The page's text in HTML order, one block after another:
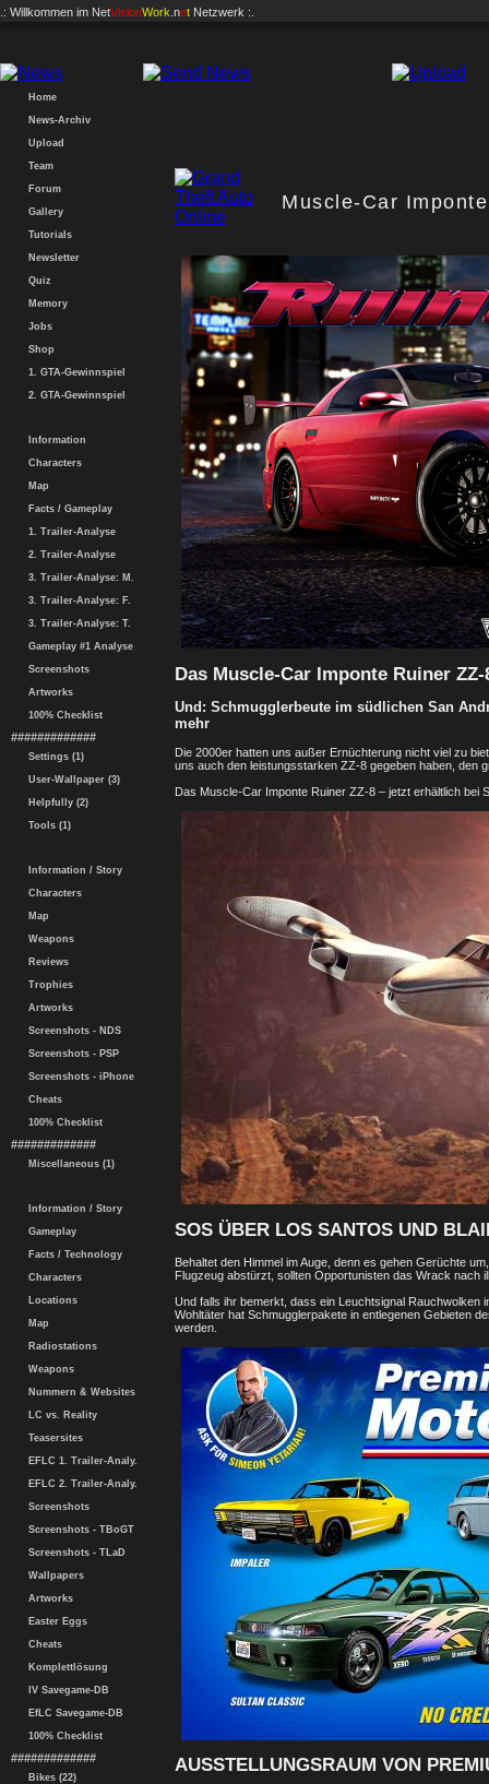
.: Willkommen im NetVisionWork .net Netzwerk :.
Home
News-Archiv
Upload
Team
Forum
Gallery
Tutorials
Newsletter
Quiz
Memory
Jobs
Shop
1. GTA-Gewinnspiel
2. GTA-Gewinnspiel
Information
Characters
Map
Facts / Gameplay
1. Trailer-Analyse
2. Trailer-Analyse
3. Trailer-Analyse: M.
3. Trailer-Analyse: F.
3. Trailer-Analyse: T.
Gameplay #1 Analyse
Screenshots
Artworks
100% Checklist
#############
Settings (1)
User-Wallpaper (3)
Helpfully (2)
Tools (1)
Information / Story
Characters
Map
Weapons
Reviews
Trophies
Artworks
Screenshots - NDS
Screenshots - PSP
Screenshots - iPhone
Cheats
100% Checklist
#############
Miscellaneous (1)
Information / Story
Gameplay
Facts / Technology
Characters
Locations
Map
Radiostations
Weapons
Nummern & Websites
LC vs. Reality
Teasersites
EFLC 1. Trailer-Analy.
EFLC 2. Trailer-Analy.
Screenshots
Screenshots - TBoGT
Screenshots - TLaD
Wallpapers
Artworks
Easter Eggs
Cheats
Komplettlösung
IV Savegame-DB
EfLC Savegame-DB
100% Checklist
#############
Bikes (22)
Muscle-Car
Das Muscle-Car Imponte Ruiner
Und: Schmugglerbeute im südlichen San
mehr
Die 2000er hatten uns außer Ernüchterung nicht viel zu
uns auch den leistungsstarken ZZ-8 gegeben haben, den
Das Muscle-Car Imponte Ruiner ZZ-8 – jetzt erhältlich bei
SOS ÜBER LOS SANTOS UND
Behaltet den Himmel im Auge, denn es gehen Gerüchte
Flugzeug abstürzt, sollten Opportunisten das Wrack nach
Und falls ihr bemerkt, dass ein Leuchtsignal Rauchwolken
Wohltäter hat Schmugglerpakete in entlegenen Gebieten
werden.
AUSSTELLUNGSRAUM VON